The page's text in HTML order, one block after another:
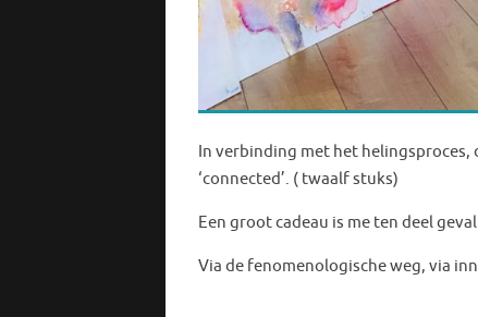
In verbinding met het
‘connected’. ( twaalf stuks)
Een groot cadeau is me ten deel
Via de fenomenologische weg, via